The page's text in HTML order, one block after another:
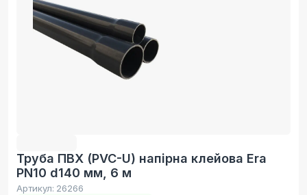
Труба ПВХ (PVC-U) напірна клейова Era
PN10 d140 мм, 6 м
Артикул: 26266